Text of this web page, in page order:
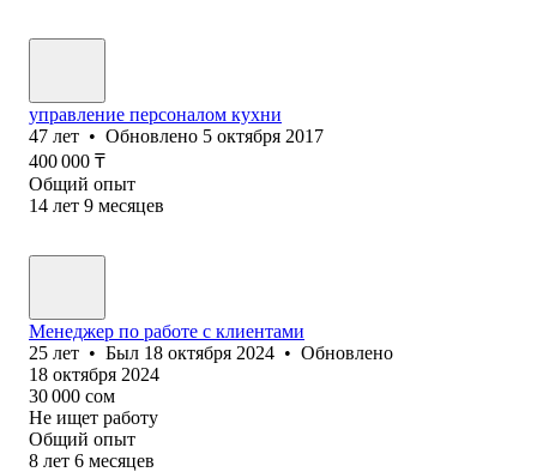
управление персоналом кухни
47 лет • Обновлено 5 октября 2017
400 000 ₸
Общий опыт
14 лет 9 месяцев
Менеджер по работе с клиентами
25 лет • Был 18 октября 2024 • Обновлено
18 октября 2024
30 000 сом
Не ищет работу
Общий опыт
8 лет 6 месяцев